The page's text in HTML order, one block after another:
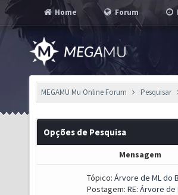
Home Forum
MEGAMU Mu Online Forum Pesquisar
Opções de Pesquisa
Mensagem
Tópico: Árvore de ML do
Postagem: RE: Árvore de